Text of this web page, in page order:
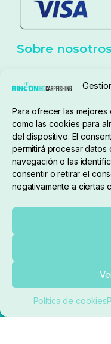
Para ofrecer las mejores
como las cookies para
del dispositivo. El
permitirá procesar datos
navegación o las
consentir o retirar el
negativamente a ciertas
Política de cookies
Sobre nosotros
910 824 923
Lunes a Viernes de
20:00
Paseo de